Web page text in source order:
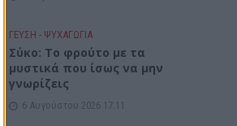
ΓΕΎΣΗ - ΨΥΧΑΓΩΓΊΑ
Σύκο: Το φρούτο με τα
μυστικά που ίσως να μην
γνωρίζεις
6 Αυγούστου 2026 17:11